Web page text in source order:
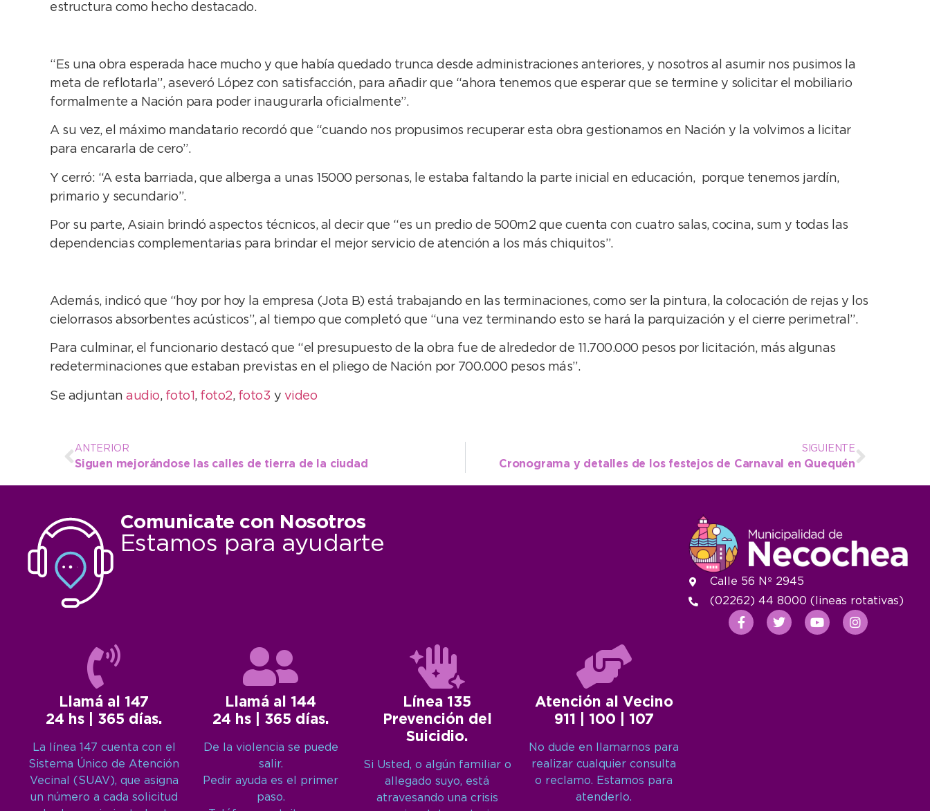
estructura como hecho destacado.
“Es una obra esperada hace mucho y que había quedado trunca desde administraciones anteriores, y nosotros al asumir nos pusimos la
meta de reflotarla”, aseveró López con satisfacción, para añadir que “ahora tenemos que esperar que se termine y solicitar el mobiliario
formalmente a Nación para poder inaugurarla oficialmente”.
A su vez, el máximo mandatario recordó que “cuando nos propusimos recuperar esta obra gestionamos en Nación y la volvimos a licitar
para encararla de cero”.
Y cerró: “A esta barriada, que alberga a unas 15000 personas, le estaba faltando la parte inicial en educación, porque tenemos jardín,
primario y secundario”.
Por su parte, Asiain brindó aspectos técnicos, al decir que “es un predio de 500m2 que cuenta con cuatro salas, cocina, sum y todas las
dependencias complementarias para brindar el mejor servicio de atención a los más chiquitos”.
Además, indicó que “hoy por hoy la empresa (Jota B) está trabajando en las terminaciones, como ser la pintura, la colocación de rejas y los
cielorrasos absorbentes acústicos”, al tiempo que completó que “una vez terminando esto se hará la parquización y el cierre perimetral”.
Para culminar, el funcionario destacó que “el presupuesto de la obra fue de alrededor de 11.700.000 pesos por licitación, más algunas
redeterminaciones que estaban previstas en el pliego de Nación por 700.000 pesos más”.
Se adjuntan audio, foto1 , foto2, foto3 y video
ANTERIOR
Siguen mejorándose las calles de tierra de la ciudad
SIGUIENTE
Cronograma y detalles de los festejos de Carnaval en Quequén
Comunicate con Nosotros
Estamos para ayudarte
Llamá al 147
24 hs | 365 días.
La línea 147 cuenta con el
Sistema Único de Atención
Vecinal (SUAV), que asigna
un número a cada solicitud
Llamá al 144
24 hs | 365 días.
De la violencia se puede
salir.
Pedir ayuda es el primer
paso.
Línea 135
Prevención del
Suicidio.
Si Usted, o algún familiar o
allegado suyo, está
atravesando una crisis
Atención al Vecino
911 | 100 | 107
No dude en llamarnos para
realizar cualquier consulta
o reclamo. Estamos para
atenderlo.
Calle 56 Nº 2945
(02262) 44 8000 (lineas rotativas)